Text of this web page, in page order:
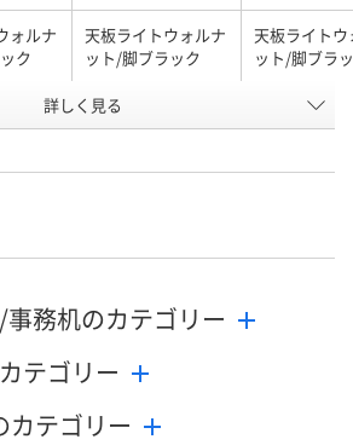
ォルナ
ク
天板ライトウォルナ
ット/脚ブラック
天板ライトウ
ット/脚ブラ
600×
幅2000×奥行600×
高さ720mm
幅2400×奥
高さ720mm
詳しく見る
務机のカテゴリー
テゴリー
カテゴリー